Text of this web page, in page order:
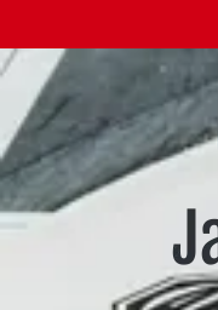
to
content
News for Public